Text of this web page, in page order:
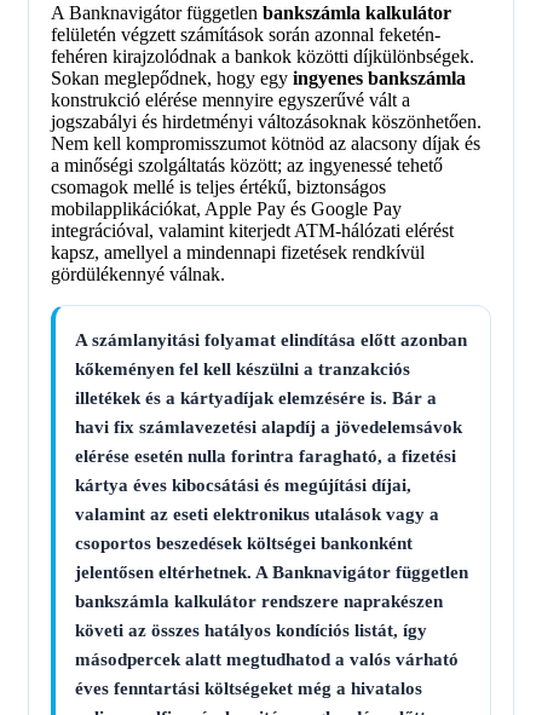
A Banknavigátor független bankszámla kalkulátor
felületén végzett számítások során azonnal feketén-
fehéren kirajzolódnak a bankok közötti díjkülönbségek.
Sokan meglepődnek, hogy egy ingyenes bankszámla
konstrukció elérése mennyire egyszerűvé vált a
jogszabályi és hirdetményi változásoknak köszönhetően.
Nem kell kompromisszumot kötnöd az alacsony díjak és
a minőségi szolgáltatás között; az ingyenessé tehető
csomagok mellé is teljes értékű, biztonságos
mobilapplikációkat, Apple Pay és Google Pay
integrációval, valamint kiterjedt ATM-hálózati elérést
kapsz, amellyel a mindennapi fizetések rendkívül
gördülékennyé válnak.
A számlanyitási folyamat elindítása előtt azonban
kőkeményen fel kell készülni a tranzakciós
illetékek és a kártyadíjak elemzésére is. Bár a
havi fix számlavezetési alapdíj a jövedelemsávok
elérése esetén nulla forintra faragható, a fizetési
kártya éves kibocsátási és megújítási díjai,
valamint az eseti elektronikus utalások vagy a
csoportos beszedések költségei bankonként
jelentősen eltérhetnek. A Banknavigátor független
bankszámla kalkulátor rendszere naprakészen
követi az összes hatályos kondíciós listát, így
másodpercek alatt megtudhatod a valós várható
éves fenntartási költségeket még a hivatalos